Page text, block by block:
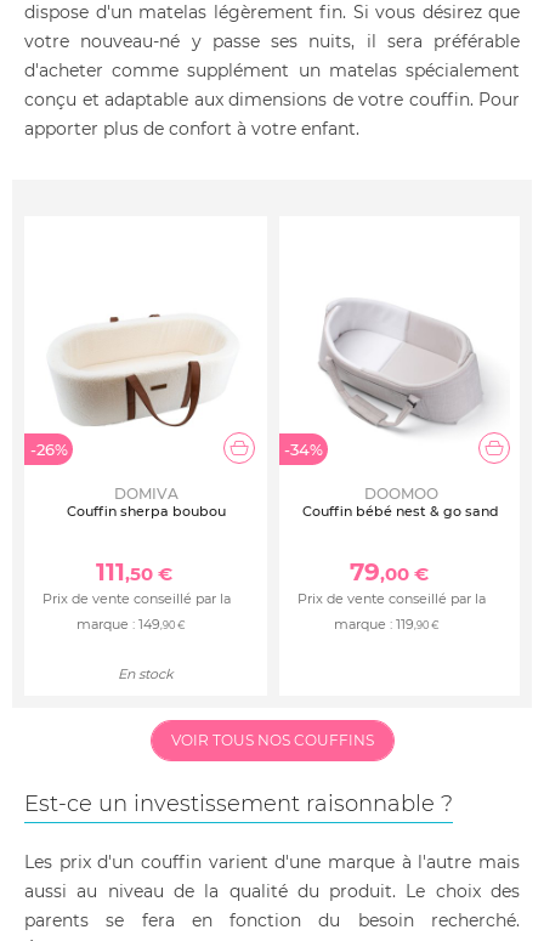
dispose d'un matelas légèrement fin. Si vous désirez que
votre nouveau-né y passe ses nuits, il sera préférable
d'acheter comme supplément un matelas spécialement
conçu et adaptable aux dimensions de votre couffin. Pour
apporter plus de confort à votre enfant.
-26%
DOMIVA
Couffin sherpa boubou
111,50 €
Prix de vente conseillé par la
marque : 149,90 €
En stock
-34%
DOOMOO
Couffin bébé nest & go sand
79,00 €
Prix de vente conseillé par la
marque : 119,90 €
VOIR TOUS NOS COUFFINS
Est-ce un investissement raisonnable ?
Les prix d'un couffin varient d'une marque à l'autre mais
aussi au niveau de la qualité du produit. Le choix des
parents se fera en fonction du besoin recherché.